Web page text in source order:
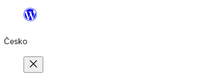
Přeskočit
obsah
Česko